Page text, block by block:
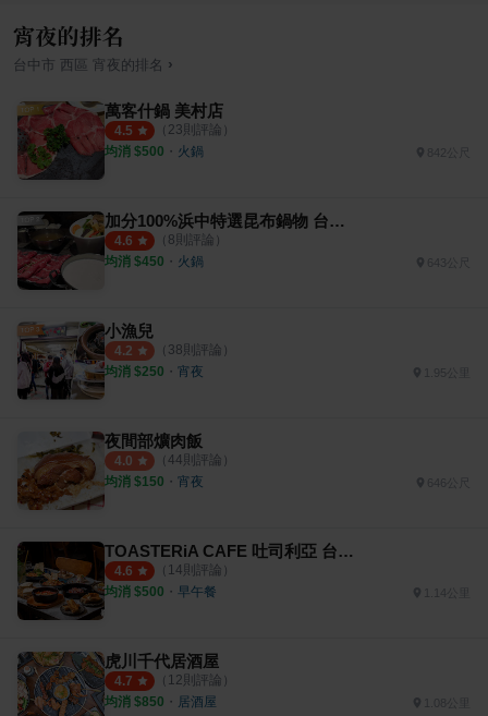
宵夜的排名
台中市 西區 宵夜 的排名 ›
萬客什鍋 美村店
4.5 （ 23則評論）
均消 $500 ・ 火鍋 842公尺
加分100%浜中特選昆布鍋物 台中公益店
4.6 （ 8則評論）
均消 $450 ・ 火鍋 643公尺
小漁兒
4.2 （ 38則評論）
均消 $250 ・ 宵夜 1.95公里
夜間部爌肉飯
4.0 （ 44則評論）
均消 $150 ・ 宵夜 646公尺
TOASTERiA CAFE 吐司利亞 台中PARK2店
4.6 （ 14則評論）
均消 $500 ・ 早午餐 1.14公里
虎川千代居酒屋
4.7 （ 12則評論）
均消 $850 ・ 居酒屋